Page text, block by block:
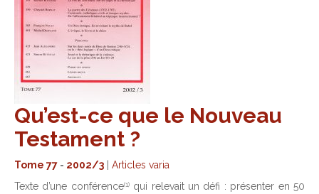
Qu’est-ce que le Nouveau
Testament ?
Tome 77 - 2002/3
Articles varia
Texte d’une conférence(1)qui relevait un défi : présenter en 50